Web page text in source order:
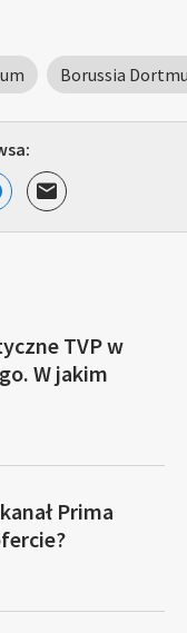
Borussia
TVP w
W jakim
Prima